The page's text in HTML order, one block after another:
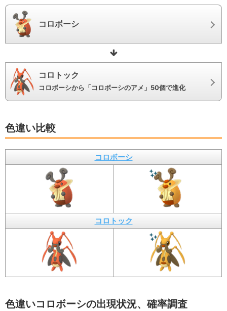
コロボーシ
コロトック
コロボーシから「コロボーシのアメ」50個で進化
色違い比較
コロボーシ
コロトック
色違いコロボーシの出現状況、確率調査